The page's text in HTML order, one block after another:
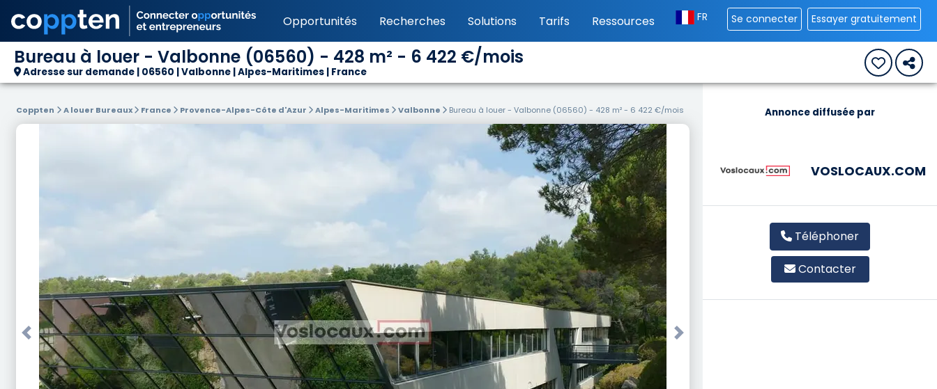
Opportunités Recherches Solutions Tarifs Ressources FR Se connecter Essayer gratuitement
Bureau à louer - Valbonne (06560) - 428 m² - 6 422 €/mois
Adresse sur demande | 06560 | Valbonne | Alpes-Maritimes | France
Coppten A louer Bureaux France Provence-Alpes-Côte d'Azur Alpes-Maritimes Valbonne Bureau à louer - Valbonne (06560) - 428 m² - 6 422 €/mois
Previous Next
Annonce diffusée par
VOSLOCAUX.COM
Téléphoner
Contacter